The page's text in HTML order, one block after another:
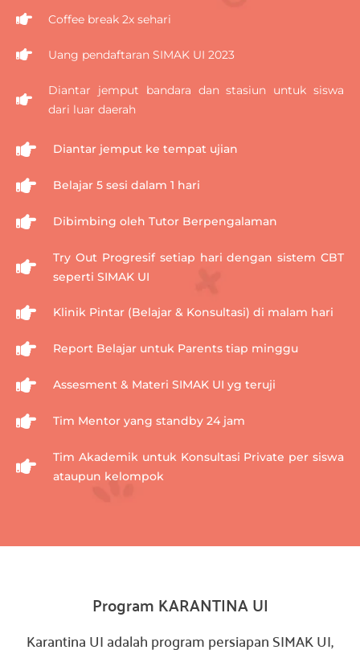
Coffee break 2x sehari
Uang pendaftaran SIMAK UI 2023
Diantar jemput bandara dan stasiun untuk siswa
dari luar daerah
Diantar jemput ke tempat ujian
Belajar 5 sesi dalam 1 hari
Dibimbing oleh Tutor Berpengalaman
Try Out Progresif setiap hari dengan sistem CBT
seperti SIMAK UI
Klinik Pintar (Belajar & Konsultasi) di malam hari
Report Belajar untuk Parents tiap minggu
Assesment & Materi SIMAK UI yg teruji
Tim Mentor yang standby 24 jam
Tim Akademik untuk Konsultasi Private per siswa
ataupun kelompok
Program KARANTINA UI
Karantina UI adalah program persiapan SIMAK UI,